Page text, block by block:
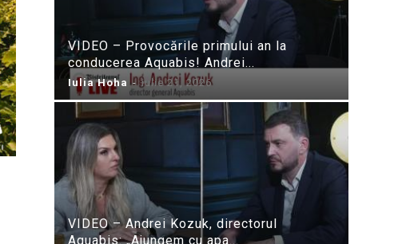
VIDEO – Provocările primului an la
conducerea Aquabis! Andrei...
Iulia Hoha - iulie 21, 2026
VIDEO – Andrei Kozuk, directorul
Aquabis: „Ajungem cu apa...